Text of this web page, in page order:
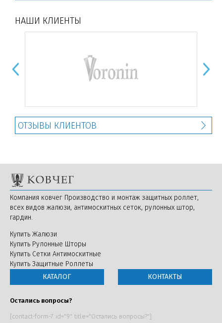
НАШИ КЛИЕНТЫ
ОТЗЫВЫ КЛИЕНТОВ
Компания ковчег Производство и монтаж защитных роллет,
всех видов жалюзи, антимоскитных сеток, рулонных штор,
гардин.
Купить Жалюзи
Купить Рулонные Шторы
Купить Сетки Антимоскитные
Купить Защитные Роллеты
КАТАЛОГ
КОНТАКТЫ
Остались вопросы?
[contact-form-7 id="9" title="Остались вопросы?"]